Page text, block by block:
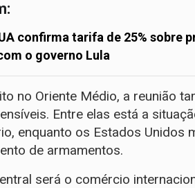
confirma tarifa de 25% sobre
o governo Lula
no Oriente Médio, a reunião
Entre elas está a
enquanto os Estados Unidos
de armamentos.
será o comércio